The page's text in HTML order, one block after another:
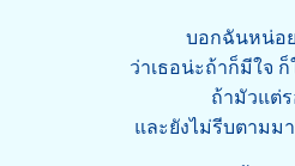
บอกฉันหน่อ
ว่าเธอน่ะถ้าก็มีใจ
ถ้ามัวแต่
และยังไม่รีบตามม